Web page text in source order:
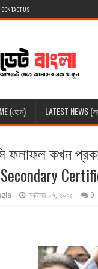
CONTACT US
(হোম) LATEST NEWS
ফলাফল কখন
অক্টোবর ০৭, ২০২৫ 0